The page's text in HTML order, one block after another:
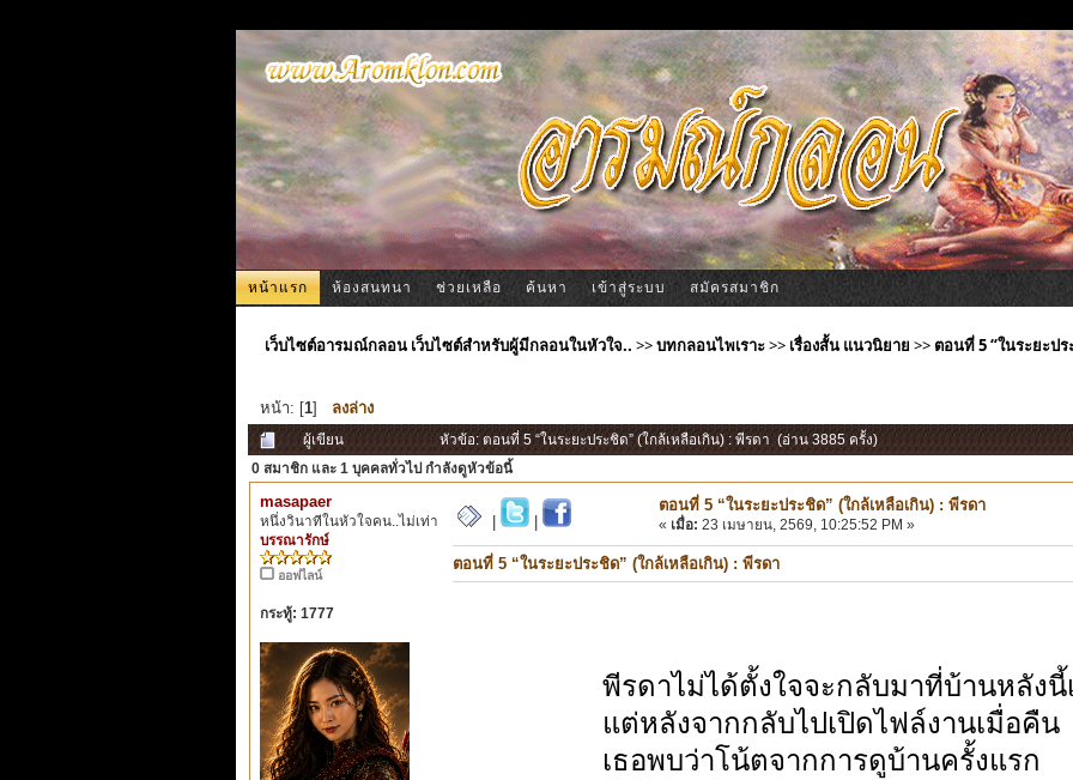
หน้าแรก ห้องสนทนา ช่วยเหลือ ค้นหา เข้าสู่ระบบ สมัครสมาชิก
เว็บไซต์อารมณ์กลอน เว็บไซต์สำหรับผู้มีกลอนในหัวใจ.. >>บทกลอนไพเราะ>> เรื่องสั้น แนวนิยาย >> ตอนที่ 5 “ในระยะป
หน้า: [1] ลงล่าง
ผู้เขียน
หัวข้อ: ตอนที่ 5 “ในระยะประชิด” (ใกล้เหลือเกิน) : พีรดา (อ่าน 3885 ครั้ง)
0 สมาชิก และ 1 บุคคลทั่วไป กำลังดูหัวข้อนี้
masapaer
หนึ่งวินาทีในหัวใจคน..ไม่เท่า
บรรณารักษ์
ออฟไลน์
กระทู้: 1777
ตอนที่ 5 “ในระยะประชิด” (ใกล้เหลือเกิน) : พีรดา
« เมื่อ: 23 เมษายน, 2569, 10:25:52 PM »
ตอนที่ 5 “ในระยะประชิด” (ใกล้เหลือเกิน) : พีรดา
พีรดาไม่ได้ตั้งใจจะกลับมาที่บ้านหลังนี้
แต่หลังจากกลับไปเปิดไฟล์งานเมื่อคืน
เธอพบว่าโน้ตจากการดูบ้านครั้งแรก